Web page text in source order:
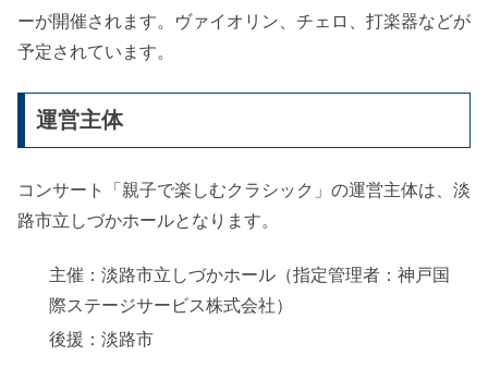
ーが開催されます。ヴァイオリン、チェロ、打楽器などが
予定されています。
運営主体
コンサート「親子で楽しむクラシック」の運営主体は、淡
路市立しづかホールとなります。
主催：淡路市立しづかホール（指定管理者：神戸国
際ステージサービス株式会社）
後援：淡路市